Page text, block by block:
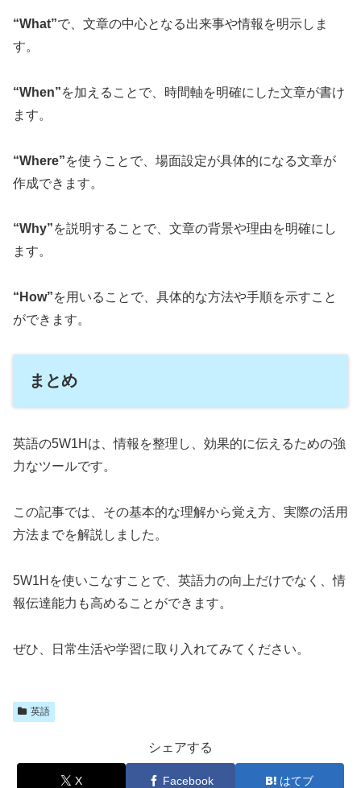
“What”で、文章の中心となる出来事や情報を明示しま
す。
“When”を加えることで、時間軸を明確にした文章が書け
ます。
“Where”を使うことで、場面設定が具体的になる文章が
作成できます。
“Why”を説明することで、文章の背景や理由を明確にし
ます。
“How”を用いることで、具体的な方法や手順を示すこと
ができます。
まとめ
英語の5W1Hは、情報を整理し、効果的に伝えるための強
力なツールです。
この記事では、その基本的な理解から覚え方、実際の活用
方法までを解説しました。
5W1Hを使いこなすことで、英語力の向上だけでなく、情
報伝達能力も高めることができます。
ぜひ、日常生活や学習に取り入れてみてください。
英語
シェアする
X Facebook はてブ